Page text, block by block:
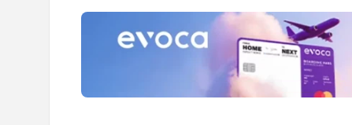
по рейтингам
IDBank представляет новую